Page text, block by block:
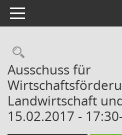
Toggle navigation
Rechercheauswahl
Ausschuss für
Landwirtschaft
15.02.2017 -